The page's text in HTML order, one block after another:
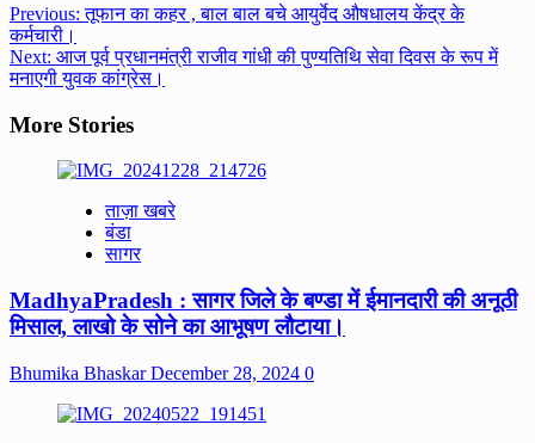
Post
navigation
Previous:तूफान का कहर , बाल बाल बचे आयुर्वेद औषधालय केंद्र के
कर्मचारी।
Next: आज पूर्व प्रधानमंत्री राजीव गांधी की पुण्यतिथि सेवा दिवस के रूप में
मनाएगी युवक कांग्रेस।
More Stories
ताज़ा खबरे
बंडा
सागर
MadhyaPradesh : सागर जिले के बण्डा में ईमानदारी की अनूठी
मिसाल, लाखो के सोने का आभूषण लौटाया।
Bhumika BhaskarDecember 28, 2024 0